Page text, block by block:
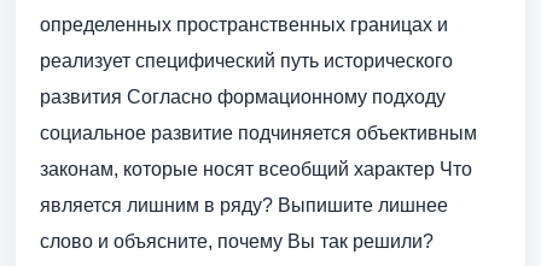
определенных пространственных границах и
реализует специфический путь исторического
развития Согласно формационному подходу
социальное развитие подчиняется объективным
законам, которые носят всеобщий характер Что
является лишним в ряду? Выпишите лишнее
слово и объясните, почему Вы так решили?